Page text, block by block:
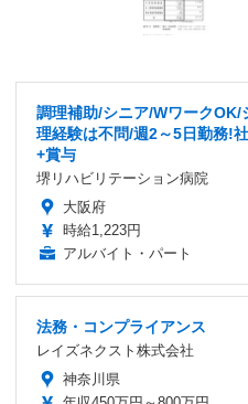
調理補助/シニア/Wワーク
理経験は不問/週2～5日勤務!
+賞与
堺リハビリテーション病院
大阪府
時給1,223円
アルバイト・パート
法務・コンプライアンス
レイズネクスト株式会社
神奈川県